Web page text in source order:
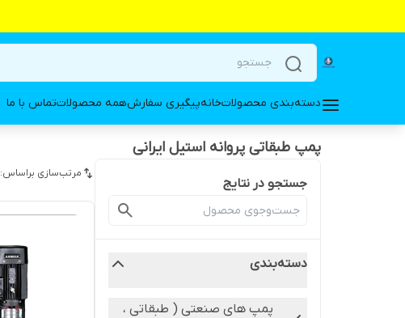
دسته‌بندی محصولاتخانهپیگیری سفارشهمه محصولاتتماس با ما
پمپ طبقاتی پروانه استیل ایرانی
جستجو در نتایج
دسته‌بندی
پمپ های صنعتی ( طبقاتی ،
مرتب‌سازی براساس: